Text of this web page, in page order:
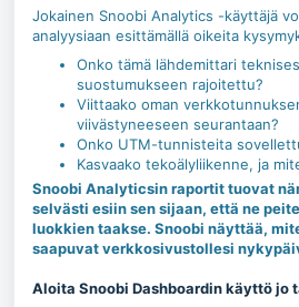
Jokainen Snoobi Analytics -käyttäjä
analyysiaan esittämällä oikeita
Onko tämä lähdemittari
suostumukseen rajoitettu?
Viittaako oman
viivästyneeseen seurantaan?
Onko UTM-tunnisteita
Kasvaako tekoälyliikenne, ja
Snoobi Analyticsin raportit tuovat
selvästi esiin sen sijaan, että ne
luokkien taakse. Snoobi näyttää,
saapuvat verkkosivustollesi
Aloita Snoobi Dashboardin käyttö jo